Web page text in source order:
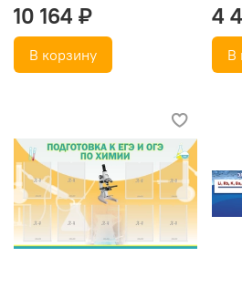
10 164 ₽
В корзину
4
В